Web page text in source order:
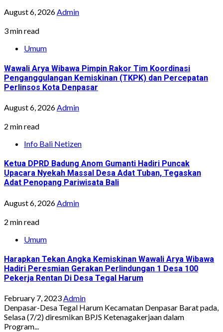
August 6, 2026Admin
3 min read
Umum
Wawali Arya Wibawa Pimpin Rakor Tim Koordinasi
Penganggulangan Kemiskinan (TKPK) dan Percepatan
Perlinsos Kota Denpasar
August 6, 2026Admin
2 min read
Info Bali Netizen
Ketua DPRD Badung Anom Gumanti Hadiri Puncak
Upacara Nyekah Massal Desa Adat Tuban, Tegaskan
Adat Penopang Pariwisata Bali
August 6, 2026 Admin
2 min read
Umum
Harapkan Tekan Angka Kemiskinan Wawali Arya Wibawa
Hadiri Peresmian Gerakan Perlindungan 1 Desa 100
Pekerja Rentan Di Desa Tegal Harum
February 7, 2023Admin
Denpasar-Desa Tegal Harum Kecamatan Denpasar Barat pada,
Selasa (7/2) diresmikan BPJS Ketenagakerjaan dalam
Program...